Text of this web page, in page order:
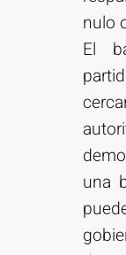
nulo
El
una